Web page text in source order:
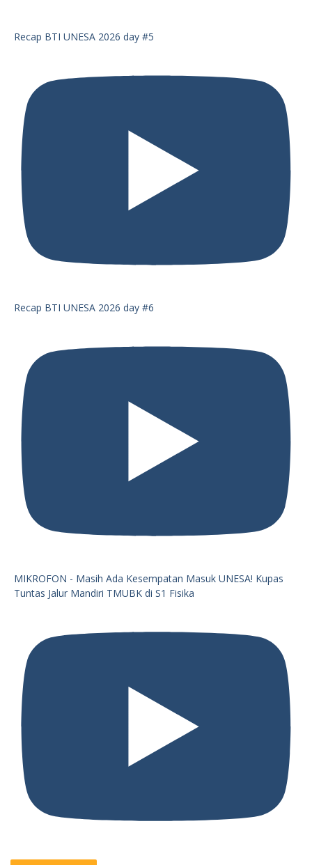
Recap BTI UNESA 2026 day #5
Recap BTI UNESA 2026 day #6
MIKROFON - Masih Ada Kesempatan Masuk UNESA! Kupas
Tuntas Jalur Mandiri TMUBK di S1 Fisika